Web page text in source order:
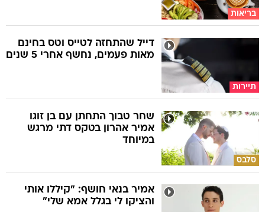
בריאות
תיירות
דייל שהתחזה לטייס וטס בחינם
מאות פעמים, נחשף אחרי 5 שנים
סלבס
שחר טבוך התחתן עם בן זוגו
אמיר אהרון בטקס דתי מרגש
במיוחד
אמיר בנאי חושף: "קיללו אותי
והציקו לי בגלל אמא שלי"